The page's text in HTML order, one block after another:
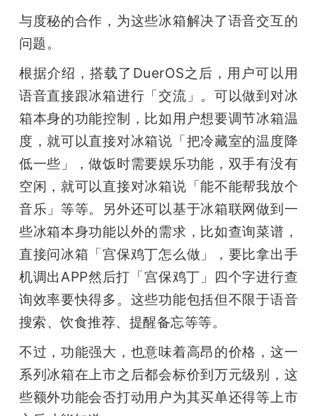
与度秘的合作，为这些冰箱解决了语音交互的
问题。
根据介绍，搭载了DuerOS之后，用户可以用
语音直接跟冰箱进行「交流」。可以做到对冰
箱本身的功能控制，比如用户想要调节冰箱温
度，就可以直接对冰箱说「把冷藏室的温度降
低一些」，做饭时需要娱乐功能，双手有没有
空闲，就可以直接对冰箱说「能不能帮我放个
音乐」等等。另外还可以基于冰箱联网做到一
些冰箱本身功能以外的需求，比如查询菜谱，
直接问冰箱「宫保鸡丁怎么做」，要比拿出手
机调出APP然后打「宫保鸡丁」四个字进行查
询效率要快得多。这些功能包括但不限于语音
搜索、饮食推荐、提醒备忘等等。
不过，功能强大，也意味着高昂的价格，这一
系列冰箱在上市之后都会标价到万元级别，这
些额外功能会否打动用户为其买单还得等上市